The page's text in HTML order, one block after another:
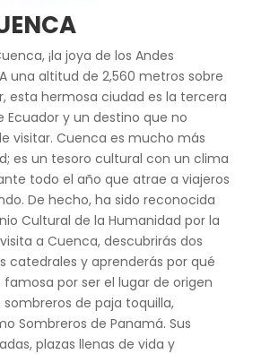
¡la joya de los Andes
una altitud de 2,560 metros sobre
esta hermosa ciudad es la tercera
Ecuador y un destino que no
visitar. Cuenca es mucho más
es un tesoro cultural con un clima
todo el año que atrae a viajeros
De hecho, ha sido reconocida
Cultural de la Humanidad por la
visita a Cuenca, descubrirás dos
catedrales y aprenderás por qué
por ser el lugar de origen
de paja toquilla,
Sombreros de Panamá. Sus
plazas llenas de vida y